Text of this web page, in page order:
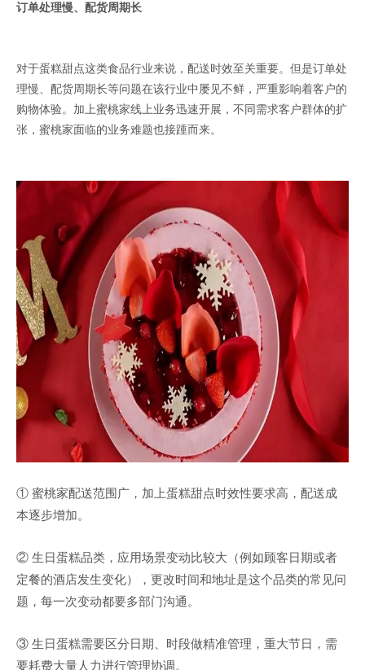
订单处理慢、配货周期长
对于蛋糕甜点这类食品行业来说，配送时效至关重要。但是订单处
理慢、配货周期长等问题在该行业中屡见不鲜，严重影响着客户的
购物体验。加上蜜桃家线上业务迅速开展，不同需求客户群体的扩
张，蜜桃家面临的业务难题也接踵而来。
① 蜜桃家配送范围广，加上蛋糕甜点时效性要求高，配送成
本逐步增加。
② 生日蛋糕品类，应用场景变动比较大（例如顾客日期或者
定餐的酒店发生变化），更改时间和地址是这个品类的常见问
题，每一次变动都要多部门沟通。
③ 生日蛋糕需要区分日期、时段做精准管理，重大节日，需
要耗费大量人力进行管理协调。